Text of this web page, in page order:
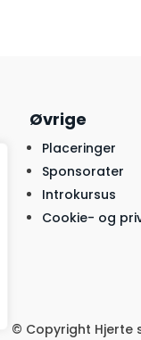
Øvrige
Placeringer
Sponsorater
Introkursus
Cookie- og
© Copyright Hjerte